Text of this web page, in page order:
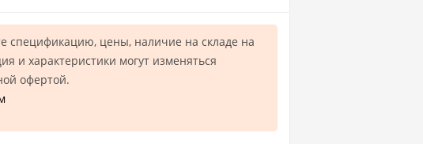
спецификацию, цены, наличие на складе на
и характеристики могут изменяться
офертой.